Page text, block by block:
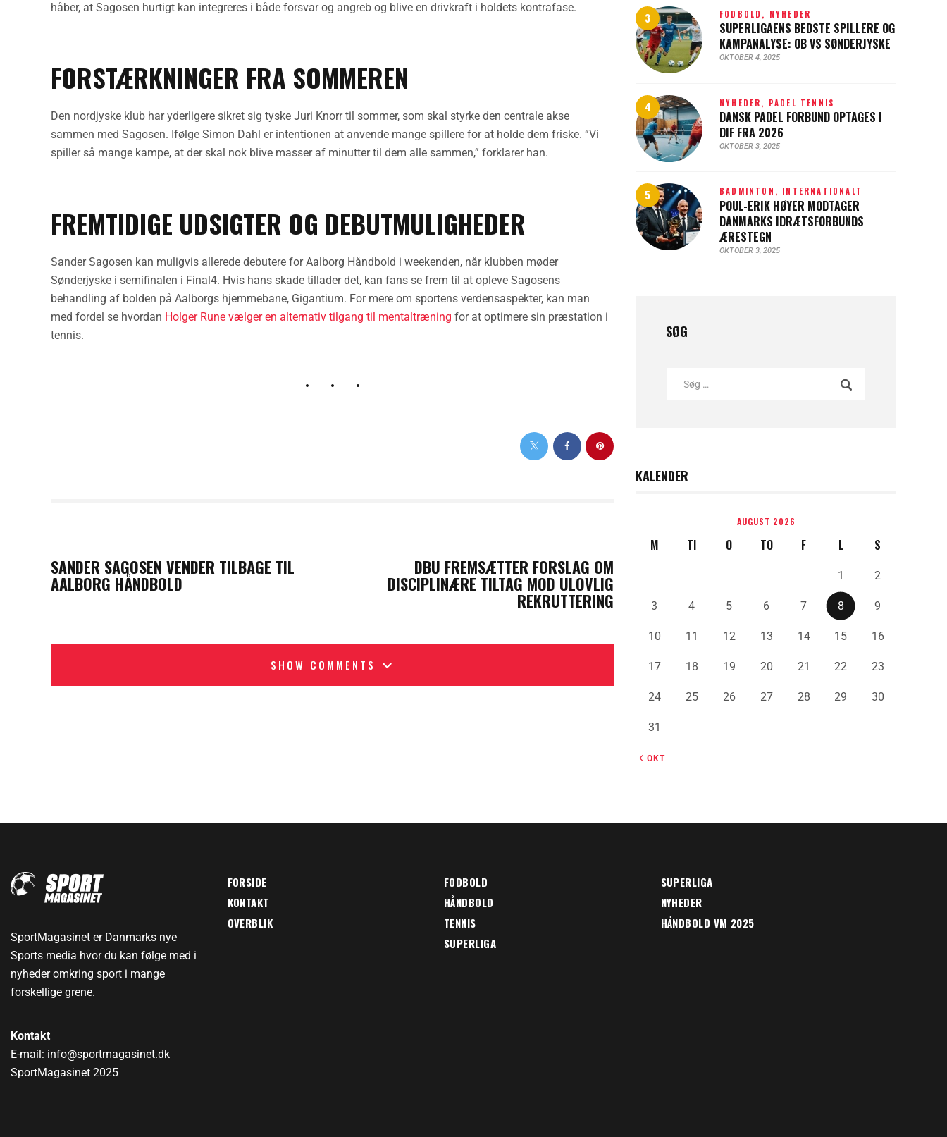
håber, at Sagosen hurtigt kan integreres i både forsvar og angreb og blive en drivkraft i holdets kontrafase.
FORSTÆRKNINGER FRA SOMMEREN
Den nordjyske klub har yderligere sikret sig tyske Juri Knorr til sommer, som skal styrke den centrale akse
sammen med Sagosen. Ifølge Simon Dahl er intentionen at anvende mange spillere for at holde dem friske. “Vi
spiller så mange kampe, at der skal nok blive masser af minutter til dem alle sammen,” forklarer han.
FREMTIDIGE UDSIGTER OG DEBUTMULIGHEDER
Sander Sagosen kan muligvis allerede debutere for Aalborg Håndbold i weekenden, når klubben møder
Sønderjyske i semifinalen i Final4. Hvis hans skade tillader det, kan fans se frem til at opleve Sagosens
behandling af bolden på Aalborgs hjemmebane, Gigantium. For mere om sportens verdensaspekter, kan man
med fordel se hvordan Holger Rune vælger en alternativ tilgang til mentaltræning for at optimere sin præstation i
tennis.
SANDER SAGOSEN VENDER TILBAGE TIL
AALBORG HÅNDBOLD
DBU FREMSÆTTER FORSLAG OM
DISCIPLINÆRE TILTAG MOD ULOVLIG
REKRUTTERING
SHOW COMMENTS
FODBOLD, NYHEDER
SUPERLIGAENS BEDSTE SPILLERE OG
KAMPANALYSE: OB VS SØNDERJYSKE
OKTOBER 4, 2025
NYHEDER, PADEL TENNIS
DANSK PADEL FORBUND OPTAGES I
DIF FRA 2026
OKTOBER 3, 2025
BADMINTON, INTERNATIONALT
POUL-ERIK HØYER MODTAGER
DANMARKS IDRÆTSFORBUNDS
ÆRESTEGN
OKTOBER 3, 2025
SØG
KALENDER
AUGUST 2026
M TI O TO F L S
1 2
3 4 5 6 7 8 9
10 11 12 13 14 15 16
17 18 19 20 21 22 23
24 25 26 27 28 29 30
31
« OKT
SportMagasinet er Danmarks nye
Sports media hvor du kan følge med i
nyheder omkring sport i mange
forskellige grene.
Kontakt
E-mail: info@sportmagasinet.dk
SportMagasinet 2025
FORSIDE
KONTAKT
OVERBLIK
FODBOLD
HÅNDBOLD
TENNIS
SUPERLIGA
SUPERLIGA
NYHEDER
HÅNDBOLD VM 2025